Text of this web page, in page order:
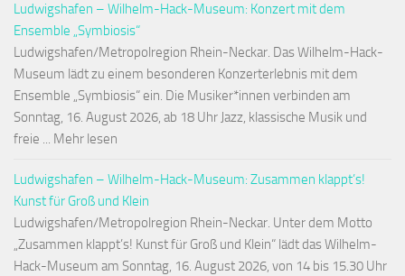
Ludwigshafen – Wilhelm-Hack-Museum: Konzert mit dem
Ensemble „Symbiosis“
Ludwigshafen/Metropolregion Rhein-Neckar. Das Wilhelm-Hack-
Museum lädt zu einem besonderen Konzerterlebnis mit dem
Ensemble „Symbiosis“ ein. Die Musiker*innen verbinden am
Sonntag, 16. August 2026, ab 18 Uhr Jazz, klassische Musik und
freie ... Mehr lesen
Ludwigshafen – Wilhelm-Hack-Museum: Zusammen klappt’s!
Kunst für Groß und Klein
Ludwigshafen/Metropolregion Rhein-Neckar. Unter dem Motto
„Zusammen klappt’s! Kunst für Groß und Klein“ lädt das Wilhelm-
Hack-Museum am Sonntag, 16. August 2026, von 14 bis 15.30 Uhr